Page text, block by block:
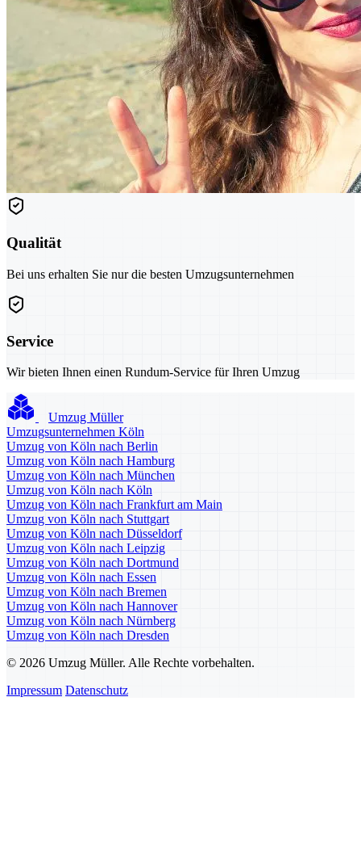
Qualität
Bei uns erhalten Sie nur die besten Umzugsunternehmen
Service
Wir bieten Ihnen einen Rundum-Service für Ihren Umzug
Umzug Müller
Umzugsunternehmen Köln
Umzug von Köln nach Berlin
Umzug von Köln nach Hamburg
Umzug von Köln nach München
Umzug von Köln nach Köln
Umzug von Köln nach Frankfurt am Main
Umzug von Köln nach Stuttgart
Umzug von Köln nach Düsseldorf
Umzug von Köln nach Leipzig
Umzug von Köln nach Dortmund
Umzug von Köln nach Essen
Umzug von Köln nach Bremen
Umzug von Köln nach Hannover
Umzug von Köln nach Nürnberg
Umzug von Köln nach Dresden
© 2026 Umzug Müller. Alle Rechte vorbehalten.
Impressum Datenschutz